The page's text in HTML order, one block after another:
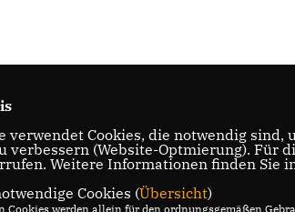
verwendet Cookies, die notwendig
verbessern (Website-Optmierung).
Weitere Informationen finden Sie
Cookies (Übersicht)
Cookies werden allein für den ordnungsgemäßen